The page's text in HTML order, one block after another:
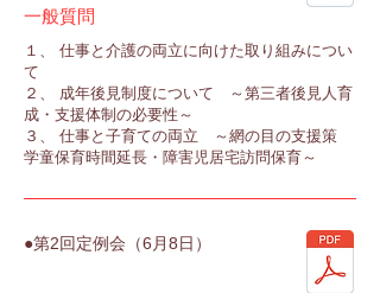
一般質問
１、 仕事と介護の両立に向けた取り組みについ
て
２、 成年後見制度について ～第三者後見人育
成・支援体制の必要性～
３、 仕事と子育ての両立 ～網の目の支援策
学童保育時間延長・障害児居宅訪問保育～
●第2回定例会（6月8日）